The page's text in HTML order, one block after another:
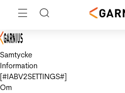
Samtycke
Information
[#IABV2SETTINGS#]
Om